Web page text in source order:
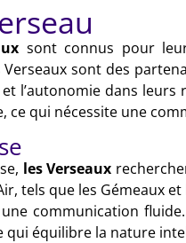
sont connus pour
sont des
l’autonomie dans
ce qui nécessite une
les Verseaux
tels que les
communication
équilibre la nature